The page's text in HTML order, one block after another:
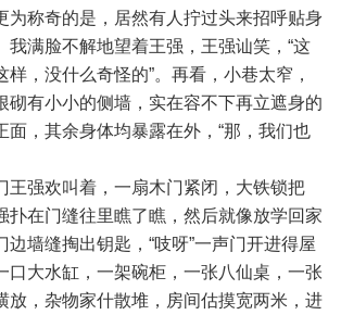
为称奇的是，居然有人拧过头来招呼贴身
我满脸不解地望着王强，王强讪笑，“这
样，没什么奇怪的”。再看，小巷太窄，
砌有小小的侧墙，实在容不下再立遮身的
面，其余身体均暴露在外，“那，我们也
王强欢叫着，一扇木门紧闭，大铁锁把
扑在门缝往里瞧了瞧，然后就像放学回家
边墙缝掏出钥匙，“吱呀”一声门开进得屋
口大水缸，一架碗柜，一张八仙桌，一张
放，杂物家什散堆，房间估摸宽两米，进